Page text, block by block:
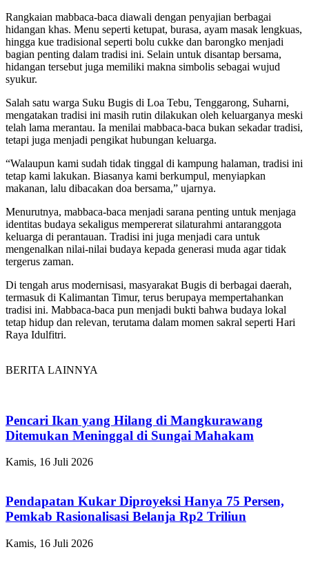
Rangkaian mabbaca-baca diawali dengan penyajian berbagai
hidangan khas. Menu seperti ketupat, burasa, ayam masak lengkuas,
hingga kue tradisional seperti bolu cukke dan barongko menjadi
bagian penting dalam tradisi ini. Selain untuk disantap bersama,
hidangan tersebut juga memiliki makna simbolis sebagai wujud
syukur.
Salah satu warga Suku Bugis di Loa Tebu, Tenggarong, Suharni,
mengatakan tradisi ini masih rutin dilakukan oleh keluarganya meski
telah lama merantau. Ia menilai mabbaca-baca bukan sekadar tradisi,
tetapi juga menjadi pengikat hubungan keluarga.
“Walaupun kami sudah tidak tinggal di kampung halaman, tradisi ini
tetap kami lakukan. Biasanya kami berkumpul, menyiapkan
makanan, lalu dibacakan doa bersama,” ujarnya.
Menurutnya, mabbaca-baca menjadi sarana penting untuk menjaga
identitas budaya sekaligus mempererat silaturahmi antaranggota
keluarga di perantauan. Tradisi ini juga menjadi cara untuk
mengenalkan nilai-nilai budaya kepada generasi muda agar tidak
tergerus zaman.
Di tengah arus modernisasi, masyarakat Bugis di berbagai daerah,
termasuk di Kalimantan Timur, terus berupaya mempertahankan
tradisi ini. Mabbaca-baca pun menjadi bukti bahwa budaya lokal
tetap hidup dan relevan, terutama dalam momen sakral seperti Hari
Raya Idulfitri.
BERITA LAINNYA
Pencari Ikan yang Hilang di Mangkurawang
Ditemukan Meninggal di Sungai Mahakam
Kamis, 16 Juli 2026
Pendapatan Kukar Diproyeksi Hanya 75 Persen,
Pemkab Rasionalisasi Belanja Rp2 Triliun
Kamis, 16 Juli 2026